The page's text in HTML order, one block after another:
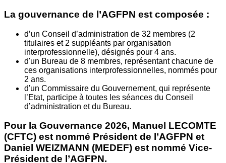
La gouvernance de l’AGFPN est composée :
d’un Conseil d’administration de 32 membres (2
titulaires et 2 suppléants par organisation
interprofessionnelle), désignés pour 4 ans.
d'un Bureau de 8 membres, représentant chacune de
ces organisations interprofessionnelles, nommés pour
2 ans.
d'un Commissaire du Gouvernement, qui représente
l’Etat, participe à toutes les séances du Conseil
d’administration et du Bureau.
Pour la Gouvernance 2026, Manuel LECOMTE
(CFTC) est nommé Président de l’AGFPN et
Daniel WEIZMANN (MEDEF) est nommé Vice-
Président de l’AGFPN.